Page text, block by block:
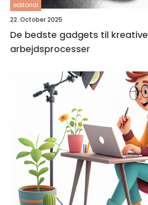
editorial
22. October 2025
De bedste gadgets til kreative
arbejdsprocesser